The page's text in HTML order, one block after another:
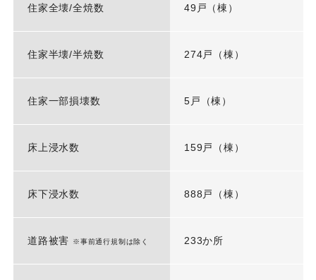
住家全壊/全焼数 49戸（棟）
住家半壊/半焼数 274戸（棟）
住家一部損壊数 5戸（棟）
床上浸水数 159戸（棟）
床下浸水数 888戸（棟）
道路被害 ※事前通行規制は除く 233か所